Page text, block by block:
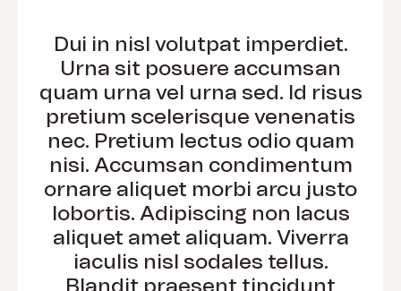
Dui in nisl volutpat imperdiet.
Urna sit posuere accumsan
quam urna vel urna sed. Id risus
pretium scelerisque venenatis
nec. Pretium lectus odio quam
nisi. Accumsan condimentum
ornare aliquet morbi arcu justo
lobortis. Adipiscing non lacus
aliquet amet aliquam. Viverra
iaculis nisl sodales tellus.